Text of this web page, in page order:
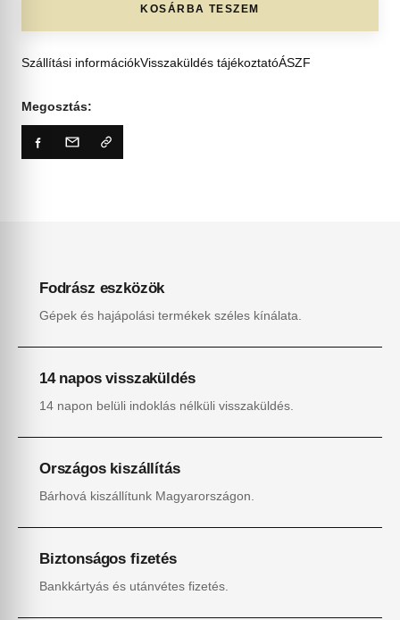
KOSÁRBA TESZEM
Szállítási információkVisszaküldés tájékoztatóÁSZF
Megosztás:
Fodrász eszközök
Gépek és hajápolási termékek széles kínálata.
14 napos visszaküldés
14 napon belüli indoklás nélküli visszaküldés.
Országos kiszállítás
Bárhová kiszállítunk Magyarországon.
Biztonságos fizetés
Bankkártyás és utánvétes fizetés.